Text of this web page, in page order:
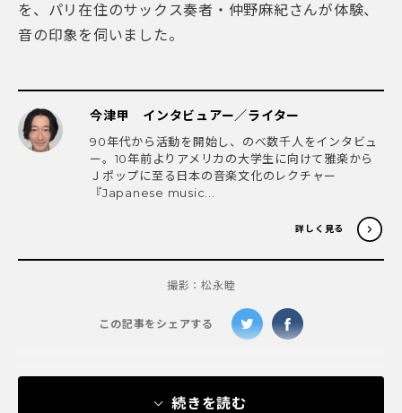
を、パリ在住のサックス奏者・仲野麻紀さんが体験、
音の印象を伺いました。
今津甲 インタビュアー／ライター
90年代から活動を開始し、のべ数千人をインタビュ
ー。10年前よりアメリカの大学生に向けて雅楽から
Ｊポップに至る日本の音楽文化のレクチャー
『Japanese music...
詳しく見る
撮影：松永睦
この記事をシェアする
続きを読む